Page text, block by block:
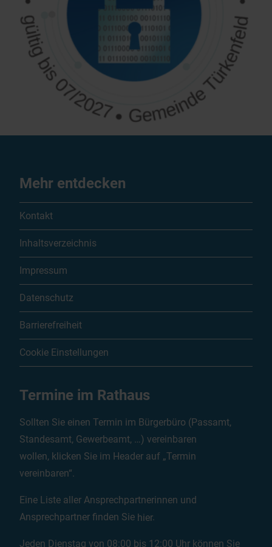
Mehr entdecken
Kontakt
Inhaltsverzeichnis
Impressum
Datenschutz
Barrierefreiheit
Cookie Einstellungen
Termine im Rathaus
Sollten Sie einen Termin im Bürgerbüro (Passamt,
Standesamt, Gewerbeamt, …) vereinbaren
wollen, klicken Sie im Header auf „Termin
vereinbaren“.
Eine Liste aller Ansprechpartnerinnen und
Ansprechpartner finden Sie hier.
Jeden Dienstag von 08:00 bis 12:00 Uhr können Sie